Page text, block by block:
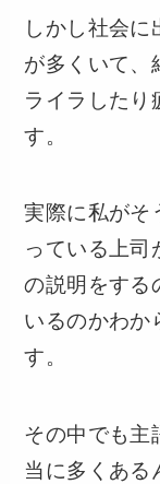
しかし社会に
が多くいて、
ライラしたり
す。
実際に私がそ
っている上司
の説明をする
いるのかわか
す。
その中でも主
当に多くある